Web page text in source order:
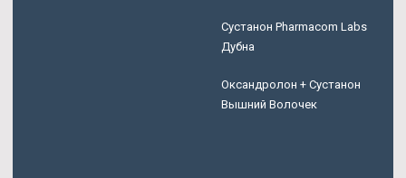
Сустанон Pharmacom Labs
Дубна
Оксандролон + Сустанон
Вышний Волочек